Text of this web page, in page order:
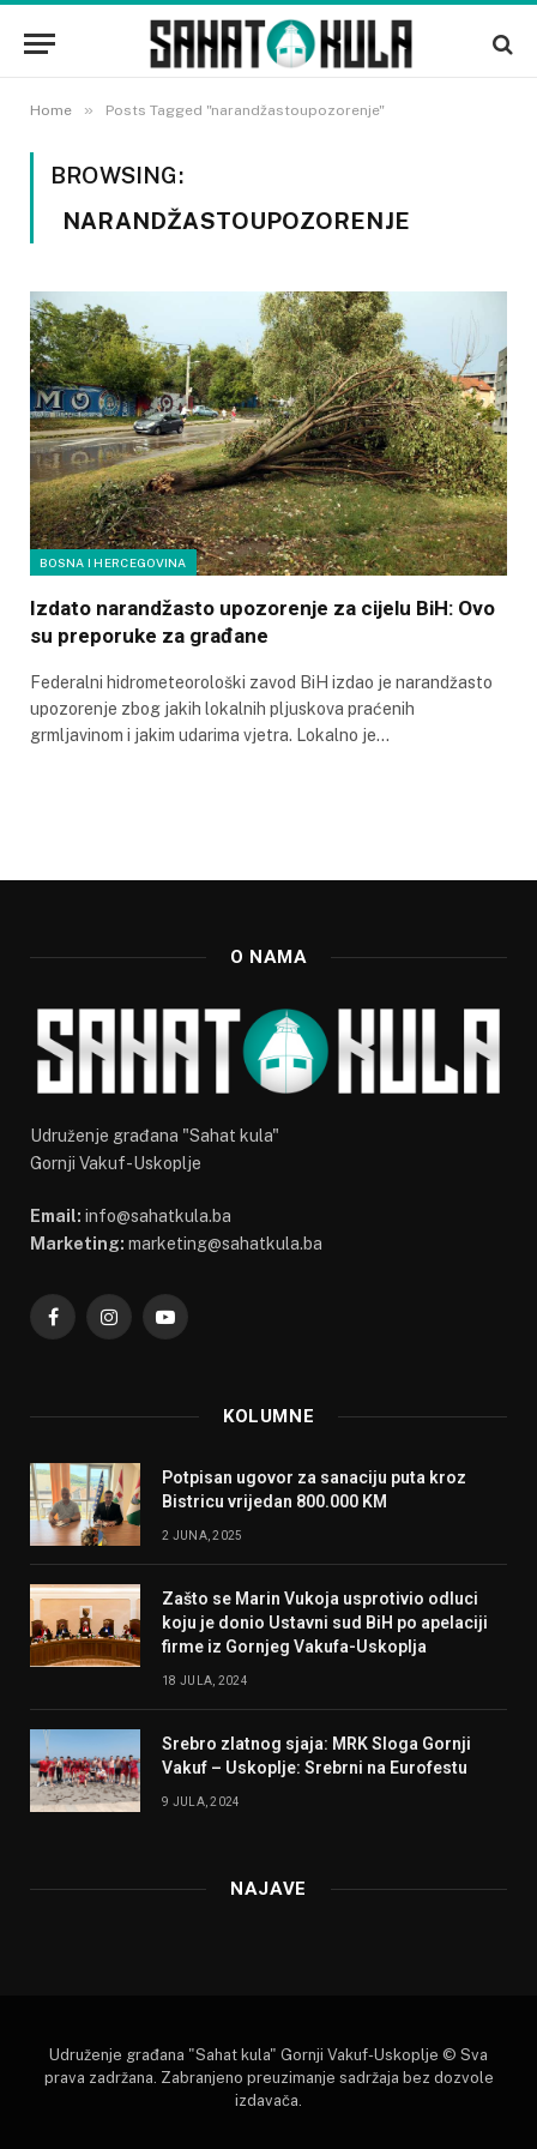
Home » Posts Tagged "narandžastoupozorenje"
BROWSING:
NARANDŽASTOUPOZORENJE
BOSNA I HERCEGOVINA
Izdato narandžasto upozorenje za cijelu BiH: Ovo
su preporuke za građane
Federalni hidrometeorološki zavod BiH izdao je narandžasto
upozorenje zbog jakih lokalnih pljuskova praćenih
grmljavinom i jakim udarima vjetra. Lokalno je…
O NAMA
Udruženje građana "Sahat kula"
Gornji Vakuf-Uskoplje
Email: info@sahatkula.ba
Marketing: marketing@sahatkula.ba
FacebookInstagramYouTube
KOLUMNE
Potpisan ugovor za sanaciju puta kroz
Bistricu vrijedan 800.000 KM
2 JUNA, 2025
Zašto se Marin Vukoja usprotivio odluci
koju je donio Ustavni sud BiH po apelaciji
firme iz Gornjeg Vakufa-Uskoplja
18 JULA, 2024
Srebro zlatnog sjaja: MRK Sloga Gornji
Vakuf – Uskoplje: Srebrni na Eurofestu
9 JULA, 2024
NAJAVE
Udruženje građana "Sahat kula" Gornji Vakuf-Uskoplje © Sva
prava zadržana. Zabranjeno preuzimanje sadržaja bez dozvole
izdavača.